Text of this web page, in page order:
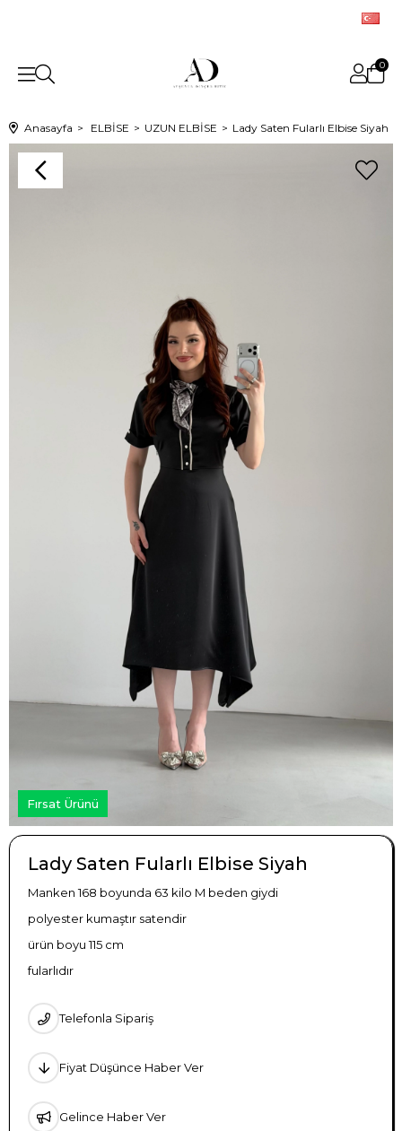
0
Anasayfa ELBİSE UZUN ELBİSE Lady Saten Fularlı Elbise Siyah
Fırsat Ürünü
Lady Saten Fularlı Elbise Siyah
Manken 168 boyunda 63 kilo M beden giydi
polyester kumaştır satendir
ürün boyu 115 cm
fularlıdır
Telefonla Sipariş
Fiyat Düşünce Haber Ver
Gelince Haber Ver